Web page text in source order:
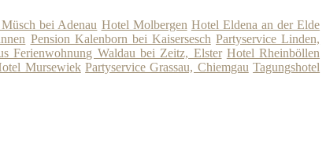
bei Adenau Hotel Molbergen Hotel Eldena an der Elde
Pension Kalenborn bei Kaisersesch Partyservice Linden,
Ferienwohnung Waldau bei Zeitz, Elster Hotel Rheinböllen
Mursewiek Partyservice Grassau, Chiemgau Tagungshotel